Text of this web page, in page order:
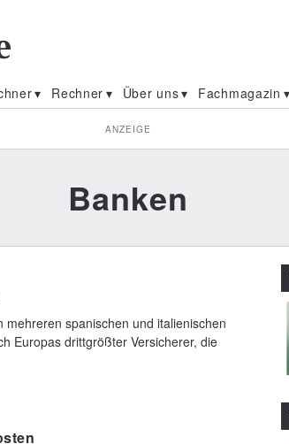
Rechner Über uns Fachmagazin
ANZEIGE
Banken
mehreren spanischen und italienischen
Europas drittgrößter Versicherer, die